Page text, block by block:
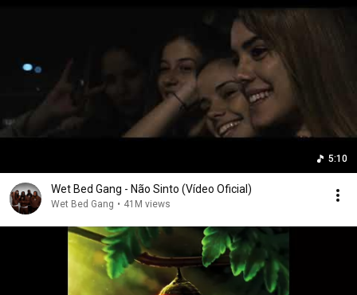
5:10
Wet Bed Gang - Não Sinto (Vídeo Oficial)
Wet Bed Gang • 41M views